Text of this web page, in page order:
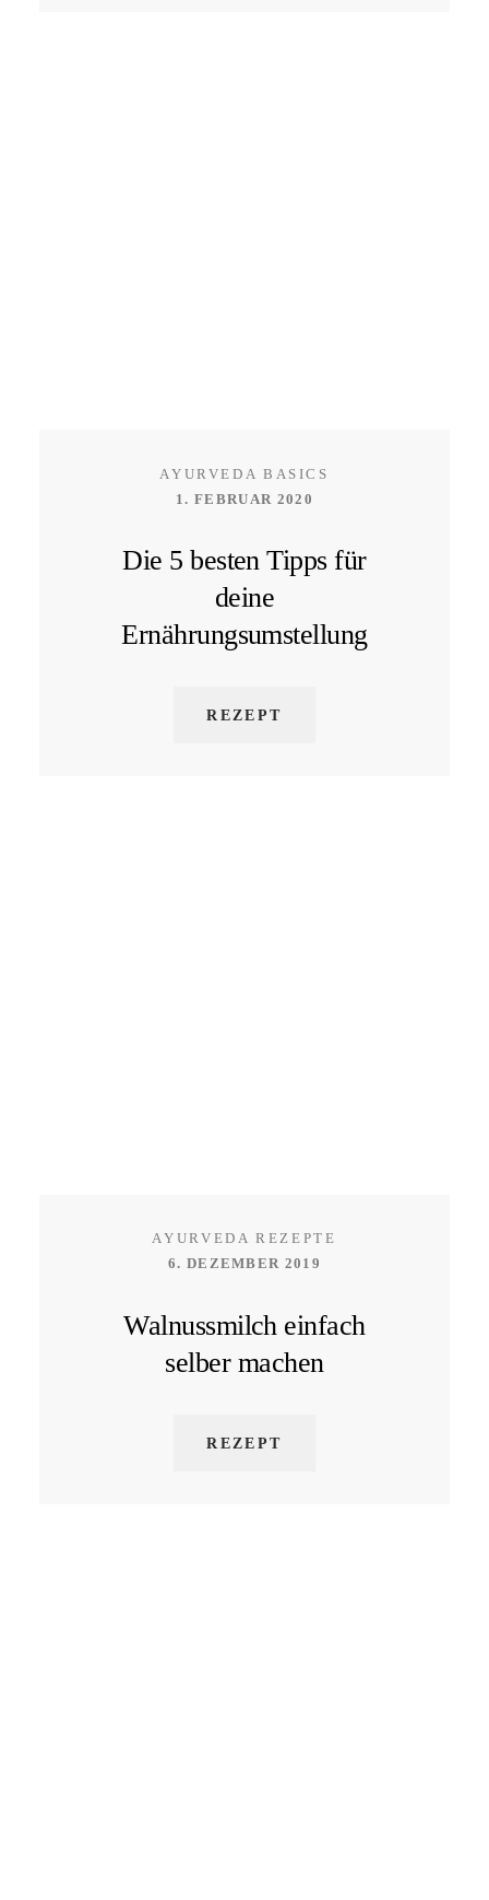
AYURVEDA BASICS
1. FEBRUAR 2020
Die 5 besten Tipps für
deine
Ernährungsumstellung
REZEPT
AYURVEDA REZEPTE
6. DEZEMBER 2019
Walnussmilch einfach
selber machen
REZEPT